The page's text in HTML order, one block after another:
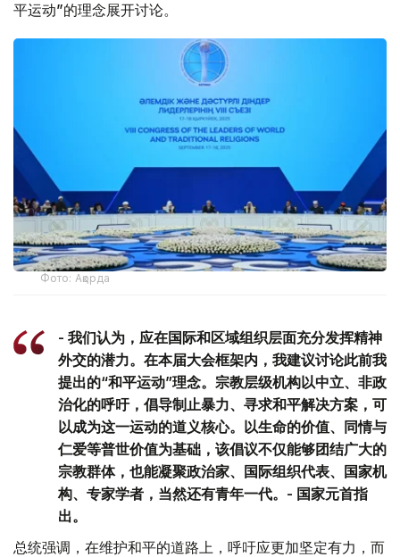
平运动”的理念展开讨论。
Фото: Ақорда
- 我们认为，应在国际和区域组织层面充分发挥精神
外交的潜力。在本届大会框架内，我建议讨论此前我
提出的“和平运动”理念。宗教层级机构以中立、非政
治化的呼吁，倡导制止暴力、寻求和平解决方案，可
以成为这一运动的道义核心。以生命的价值、同情与
仁爱等普世价值为基础，该倡议不仅能够团结广大的
宗教群体，也能凝聚政治家、国际组织代表、国家机
构、专家学者，当然还有青年一代。- 国家元首指
出。
总统强调，在维护和平的道路上，呼吁应更加坚定有力，而